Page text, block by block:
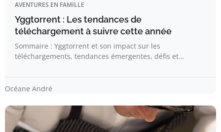
AVENTURES EN FAMILLE
Yggtorrent : Les tendances de
téléchargement à suivre cette année
Sommaire : Yggtorrent et son impact sur les
téléchargements, tendances émergentes, défis et…
Océane André